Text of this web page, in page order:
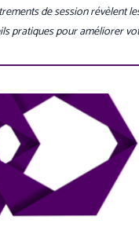
de session révèlent
pratiques pour améliorer